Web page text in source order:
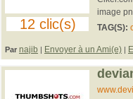
12 clic(s)
image
TAG(S):
Par najib | Envoyer à un Ami(e) |